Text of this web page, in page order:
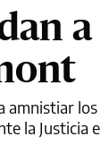
amnistiar
la Justicia